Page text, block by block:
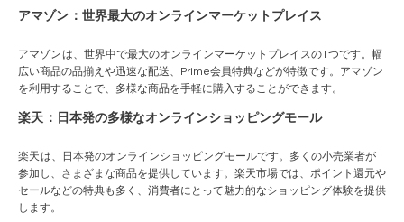
アマゾン ：世界最大のオンラインマーケットプレイス
アマゾンは、世界中で最大のオンラインマーケットプレイスの1つです。幅
広い商品の品揃えや迅速な配送、Prime会員特典などが特徴です。アマゾン
を利用することで、多様な商品を手軽に購入することができます。
楽天 ：日本発の多様なオンラインショッピングモール
楽天は、日本発のオンラインショッピングモールです。多くの小売業者が
参加し、さまざまな商品を提供しています。楽天市場では、ポイント還元や
セールなどの特典も多く、消費者にとって魅力的なショッピング体験を提供
します。